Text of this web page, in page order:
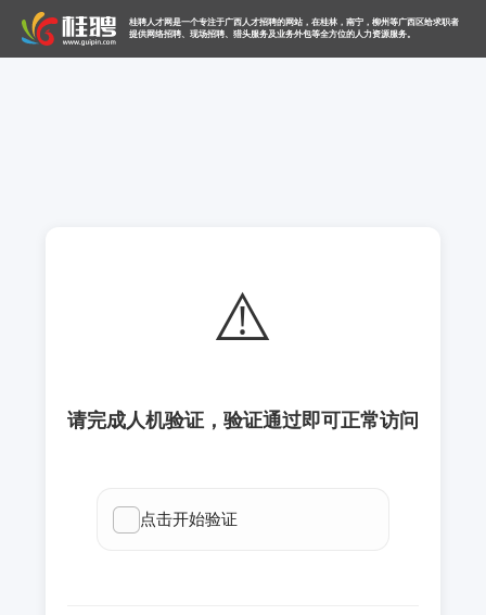
桂聘人才网是一个专注于广西人才招聘的网站，在桂林，南宁，柳州等广西区给求职者
提供网络招聘、现场招聘、猎头服务及业务外包等全方位的人力资源服务。
⚠️
请完成人机验证，验证通过即可正常访问